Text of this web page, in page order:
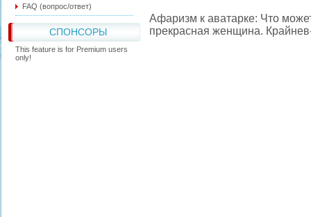
FAQ (вопрос/ответ)
СПОНСОРЫ
This feature is for Premium users
only!
Афаризм к аватарке: Что
прекрасная женщина.